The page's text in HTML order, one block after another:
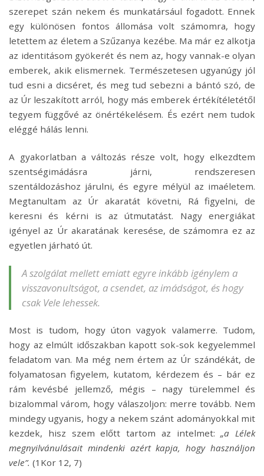
szerepet szán nekem és munkatársául fogadott. Ennek
egy különösen fontos állomása volt számomra, hogy
letettem az életem a Szűzanya kezébe. Ma már ez alkotja
az identitásom gyökerét és nem az, hogy vannak-e olyan
emberek, akik elismernek. Természetesen ugyanúgy jól
tud esni a dicséret, és meg tud sebezni a bántó szó, de
az Úr leszakított arról, hogy más emberek értékítéletétől
tegyem függővé az önértékelésem. És ezért nem tudok
eléggé hálás lenni.
A gyakorlatban a változás része volt, hogy elkezdtem
szentségimádásra járni, rendszeresen
szentáldozáshoz járulni, és egyre mélyül az imaéletem.
Megtanultam az Úr akaratát követni, Rá figyelni, de
keresni és kérni is az útmutatást. Nagy energiákat
igényel az Úr akaratának keresése, de számomra ez az
egyetlen járható út.
A szolgálat mellett emiatt egyre inkább igénylem a
visszavonultságot, a csendet, az imádságot, és hogy
csak Vele lehessek.
Most is tudom, hogy úton vagyok valamerre. Tudom,
hogy az elmúlt időszakban kapott sok-sok kegyelemmel
feladatom van. Ma még nem értem az Úr szándékát, de
folyamatosan figyelem, kutatom, kérdezem és – bár ez
rám kevésbé jellemző, mégis – nagy türelemmel és
bizalommal várom, hogy válaszoljon: merre tovább. Nem
mindegy ugyanis, hogy a nekem szánt adományokkal mit
kezdek, hisz szem előtt tartom az intelmet:„a Lélek
megnyilvánulásait mindenki azért kapja, hogy használjon
vele”. (1Kor 12, 7)